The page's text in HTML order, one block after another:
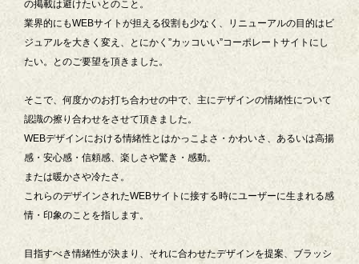
の掲載は避けたいとのこと。
業界的にもWEBサイトが担える役割も少なく、リニューアルの目的はビ
ジュアルを大きく変え、とにかく”カッコいい”コーポレートサイトにし
たい。とのご要望を頂きました。
そこで、何度かのお打ち合わせの中で、主にデザインの情緒性について
認識の擦り合わせをさせて頂きました。
WEBデザインにおける情緒性とはかっこよさ・かわいさ、あるいは高揚
感・安心感・信頼感、楽しさや驚き・感動。
または暖かさや冷たさ。
これらのデザインされたWEBサイトに接する時にユーザーに生まれる感
情・印象のことを指します。
目指すべき情緒性が決まり、それに合わせたデザインを提案、ブラッシ